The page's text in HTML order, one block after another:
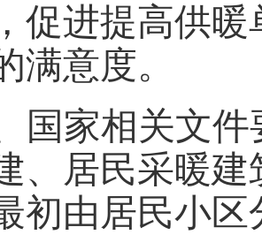
促进提高供暖
满意度。
国家相关文
、居民采暖
初由居民小